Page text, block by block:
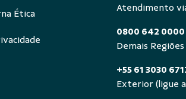
Ética
Atendimento
0800 642 0000
Demais Regiões
+55 61 3030
Exterior (ligue